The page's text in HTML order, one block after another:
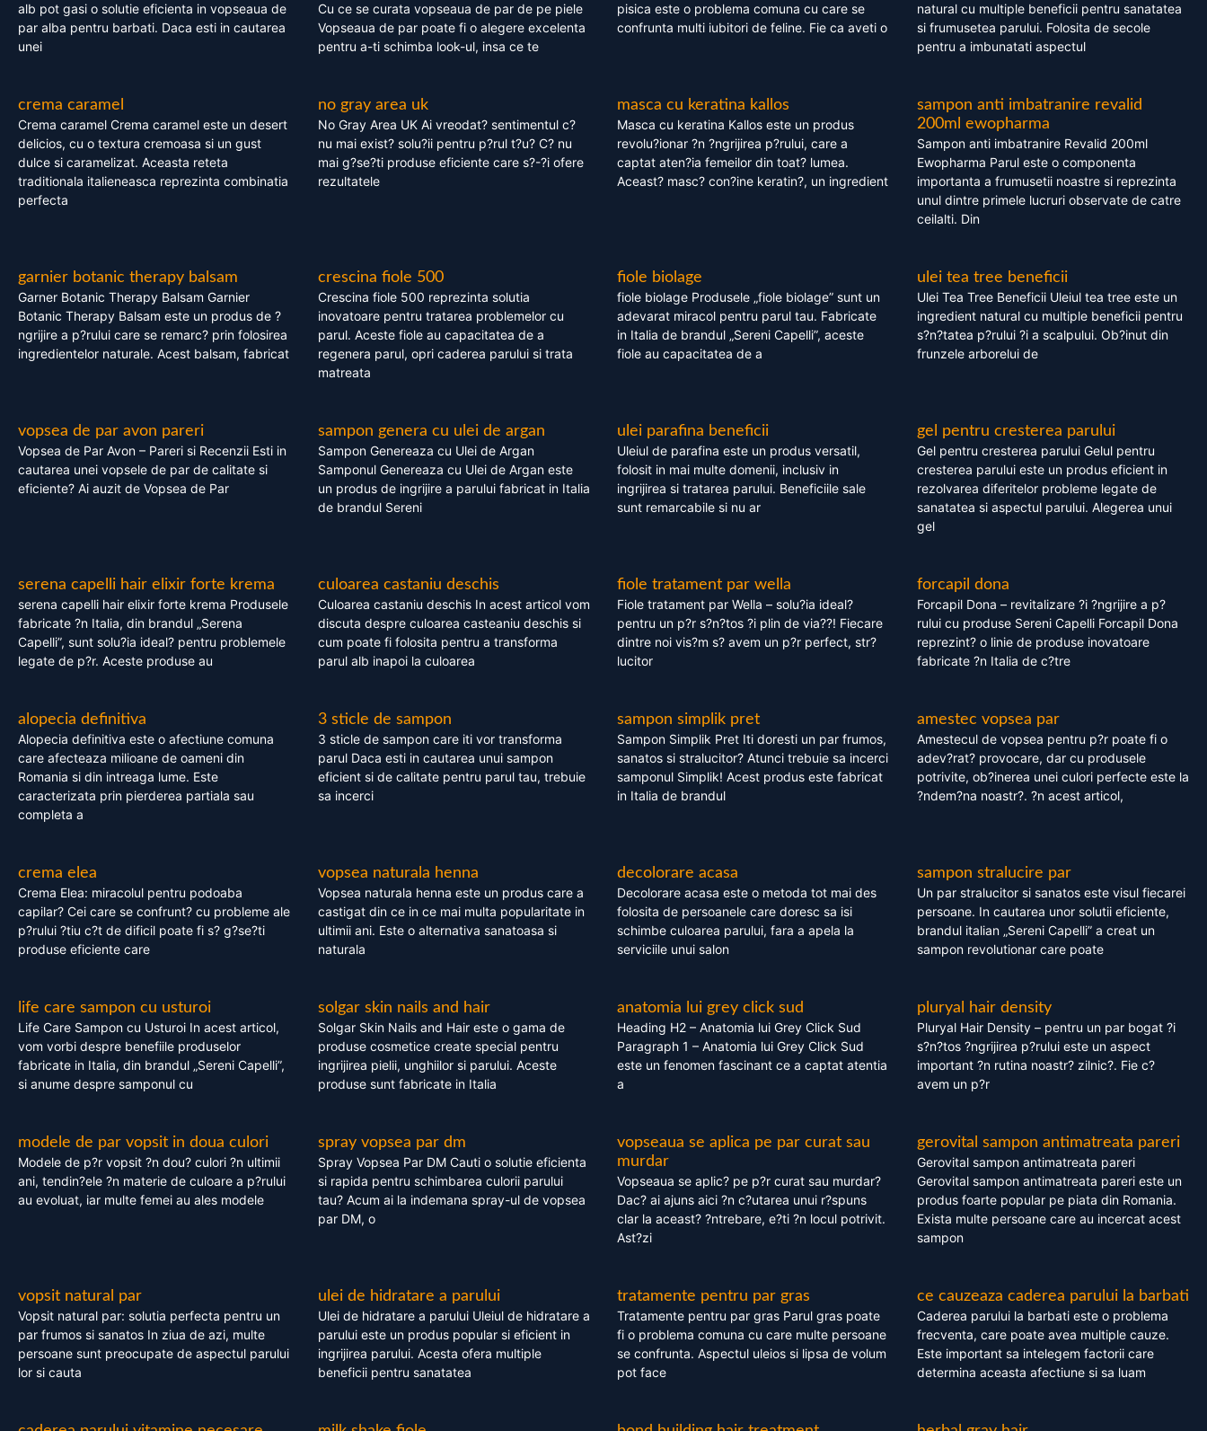
alb pot gasi o solutie eficienta in vopseaua de
par alba pentru barbati. Daca esti in cautarea
unei
Cu ce se curata vopseaua de par de pe piele
Vopseaua de par poate fi o alegere excelenta
pentru a-ti schimba look-ul, insa ce te
pisica este o problema comuna cu care se
confrunta multi iubitori de feline. Fie ca aveti o
natural cu multiple beneficii pentru sanatatea
si frumusetea parului. Folosita de secole
pentru a imbunatati aspectul
crema caramel
Crema caramel Crema caramel este un desert
delicios, cu o textura cremoasa si un gust
dulce si caramelizat. Aceasta reteta
traditionala italieneasca reprezinta combinatia
perfecta
no gray area uk
No Gray Area UK Ai vreodat? sentimentul c?
nu mai exist? solu?ii pentru p?rul t?u? C? nu
mai g?se?ti produse eficiente care s?-?i ofere
rezultatele
masca cu keratina kallos
Masca cu keratina Kallos este un produs
revolu?ionar ?n ?ngrijirea p?rului, care a
captat aten?ia femeilor din toat? lumea.
Aceast? masc? con?ine keratin?, un ingredient
sampon anti imbatranire revalid
200ml ewopharma
Sampon anti imbatranire Revalid 200ml
Ewopharma Parul este o componenta
importanta a frumusetii noastre si reprezinta
unul dintre primele lucruri observate de catre
ceilalti. Din
garnier botanic therapy balsam
Garner Botanic Therapy Balsam Garnier
Botanic Therapy Balsam este un produs de ?
ngrijire a p?rului care se remarc? prin folosirea
ingredientelor naturale. Acest balsam, fabricat
crescina fiole 500
Crescina fiole 500 reprezinta solutia
inovatoare pentru tratarea problemelor cu
parul. Aceste fiole au capacitatea de a
regenera parul, opri caderea parului si trata
matreata
fiole biolage
fiole biolage Produsele „fiole biolage” sunt un
adevarat miracol pentru parul tau. Fabricate
in Italia de brandul „Sereni Capelli”, aceste
fiole au capacitatea de a
ulei tea tree beneficii
Ulei Tea Tree Beneficii Uleiul tea tree este un
ingredient natural cu multiple beneficii pentru
s?n?tatea p?rului ?i a scalpului. Ob?inut din
frunzele arborelui de
vopsea de par avon pareri
Vopsea de Par Avon – Pareri si Recenzii Esti in
cautarea unei vopsele de par de calitate si
eficiente? Ai auzit de Vopsea de Par
sampon genera cu ulei de argan
Sampon Genereaza cu Ulei de Argan
Samponul Genereaza cu Ulei de Argan este
un produs de ingrijire a parului fabricat in Italia
de brandul Sereni
ulei parafina beneficii
Uleiul de parafina este un produs versatil,
folosit in mai multe domenii, inclusiv in
ingrijirea si tratarea parului. Beneficiile sale
sunt remarcabile si nu ar
gel pentru cresterea parului
Gel pentru cresterea parului Gelul pentru
cresterea parului este un produs eficient in
rezolvarea diferitelor probleme legate de
sanatatea si aspectul parului. Alegerea unui
gel
serena capelli hair elixir forte krema
serena capelli hair elixir forte krema Produsele
fabricate ?n Italia, din brandul „Serena
Capelli”, sunt solu?ia ideal? pentru problemele
legate de p?r. Aceste produse au
culoarea castaniu deschis
Culoarea castaniu deschis In acest articol vom
discuta despre culoarea casteaniu deschis si
cum poate fi folosita pentru a transforma
parul alb inapoi la culoarea
fiole tratament par wella
Fiole tratament par Wella – solu?ia ideal?
pentru un p?r s?n?tos ?i plin de via??! Fiecare
dintre noi vis?m s? avem un p?r perfect, str?
lucitor
forcapil dona
Forcapil Dona – revitalizare ?i ?ngrijire a p?
rului cu produse Sereni Capelli Forcapil Dona
reprezint? o linie de produse inovatoare
fabricate ?n Italia de c?tre
alopecia definitiva
Alopecia definitiva este o afectiune comuna
care afecteaza milioane de oameni din
Romania si din intreaga lume. Este
caracterizata prin pierderea partiala sau
completa a
3 sticle de sampon
3 sticle de sampon care iti vor transforma
parul Daca esti in cautarea unui sampon
eficient si de calitate pentru parul tau, trebuie
sa incerci
sampon simplik pret
Sampon Simplik Pret Iti doresti un par frumos,
sanatos si stralucitor? Atunci trebuie sa incerci
samponul Simplik! Acest produs este fabricat
in Italia de brandul
amestec vopsea par
Amestecul de vopsea pentru p?r poate fi o
adev?rat? provocare, dar cu produsele
potrivite, ob?inerea unei culori perfecte este la
?ndem?na noastr?. ?n acest articol,
crema elea
Crema Elea: miracolul pentru podoaba
capilar? Cei care se confrunt? cu probleme ale
p?rului ?tiu c?t de dificil poate fi s? g?se?ti
produse eficiente care
vopsea naturala henna
Vopsea naturala henna este un produs care a
castigat din ce in ce mai multa popularitate in
ultimii ani. Este o alternativa sanatoasa si
naturala
decolorare acasa
Decolorare acasa este o metoda tot mai des
folosita de persoanele care doresc sa isi
schimbe culoarea parului, fara a apela la
serviciile unui salon
sampon stralucire par
Un par stralucitor si sanatos este visul fiecarei
persoane. In cautarea unor solutii eficiente,
brandul italian „Sereni Capelli” a creat un
sampon revolutionar care poate
life care sampon cu usturoi
Life Care Sampon cu Usturoi In acest articol,
vom vorbi despre benefiile produselor
fabricate in Italia, din brandul „Sereni Capelli”,
si anume despre samponul cu
solgar skin nails and hair
Solgar Skin Nails and Hair este o gama de
produse cosmetice create special pentru
ingrijirea pielii, unghiilor si parului. Aceste
produse sunt fabricate in Italia
anatomia lui grey click sud
Heading H2 – Anatomia lui Grey Click Sud
Paragraph 1 – Anatomia lui Grey Click Sud
este un fenomen fascinant ce a captat atentia
a
pluryal hair density
Pluryal Hair Density – pentru un par bogat ?i
s?n?tos ?ngrijirea p?rului este un aspect
important ?n rutina noastr? zilnic?. Fie c?
avem un p?r
modele de par vopsit in doua culori
Modele de p?r vopsit ?n dou? culori ?n ultimii
ani, tendin?ele ?n materie de culoare a p?rului
au evoluat, iar multe femei au ales modele
spray vopsea par dm
Spray Vopsea Par DM Cauti o solutie eficienta
si rapida pentru schimbarea culorii parului
tau? Acum ai la indemana spray-ul de vopsea
par DM, o
vopseaua se aplica pe par curat sau
murdar
Vopseaua se aplic? pe p?r curat sau murdar?
Dac? ai ajuns aici ?n c?utarea unui r?spuns
clar la aceast? ?ntrebare, e?ti ?n locul potrivit.
Ast?zi
gerovital sampon antimatreata pareri
Gerovital sampon antimatreata pareri
Gerovital sampon antimatreata pareri este un
produs foarte popular pe piata din Romania.
Exista multe persoane care au incercat acest
sampon
vopsit natural par
Vopsit natural par: solutia perfecta pentru un
par frumos si sanatos In ziua de azi, multe
persoane sunt preocupate de aspectul parului
lor si cauta
ulei de hidratare a parului
Ulei de hidratare a parului Uleiul de hidratare a
parului este un produs popular si eficient in
ingrijirea parului. Acesta ofera multiple
beneficii pentru sanatatea
tratamente pentru par gras
Tratamente pentru par gras Parul gras poate
fi o problema comuna cu care multe persoane
se confrunta. Aspectul uleios si lipsa de volum
pot face
ce cauzeaza caderea parului la barbati
Caderea parului la barbati este o problema
frecventa, care poate avea multiple cauze.
Este important sa intelegem factorii care
determina aceasta afectiune si sa luam